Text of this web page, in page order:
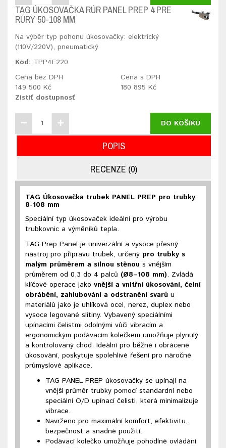
TAG ÚKOSOVAČKA RÚR PANEL PREP 4 PRE
RÚRY 50-108 MM
Na výběr typ pohonu úkosovačky: elektrický
(110V/220V), pneumatický
Kód: TPP4E220
Cena bez DPH
149 500 Kč
Cena s DPH
180 895 Kč
Zistiť dostupnosť
DO KOŠÍKU
POPIS
RECENZE (0)
TAG Úkosovačka trubek PANEL PREP pro trubky
8-108 mm
Speciální typ úkosovaček ideální pro výrobu
trubkovnic a výměníků tepla.
TAG Prep Panel je univerzální a vysoce přesný
nástroj pro přípravu trubek, určený pro trubky s
malým průměrem a silnou stěnou s vnějším
průměrem od 0,3 do 4 palců (Ø8–108 mm). Zvládá
klíčové operace jako vnější a vnitřní úkosování, čelní
obrábění, zahlubování a odstranění svarů u
materiálů jako je uhlíková ocel, nerez, duplex nebo
vysoce legované slitiny. Vybavený speciálními
upínacími čelistmi odolnými vůči vibracím a
ergonomickým podávacím kolečkem umožňuje plynulý
a kontrolovaný chod. Ideální pro běžné i obrácené
úkosování, poskytuje spolehlivé řešení pro náročné
průmyslové aplikace.
TAG PANEL PREP úkosovačky se upínají na
vnější průměr trubky pomocí standardní nebo
speciální O/D upínací čelisti, která minimalizuje
vibrace.
Navrženo pro maximální komfort, efektivitu,
bezpečnost a snadné použití.
Podávací kolečko umožňuje pohodlné ovládání